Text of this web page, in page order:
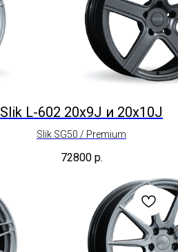
Slik L-602 20x9J и 20x10J
Slik SG50 / Premium
72800 р.